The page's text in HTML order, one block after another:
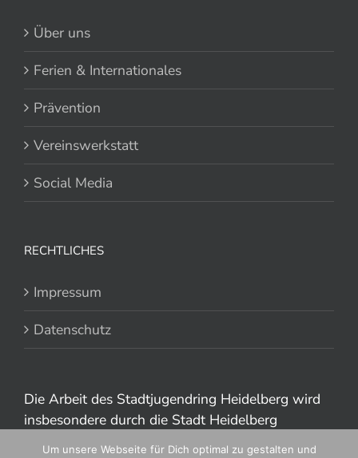
Über uns
Ferien & Internationales
Prävention
Vereinswerkstatt
Social Media
RECHTLICHES
Impressum
Datenschutz
Die Arbeit des Stadtjugendring Heidelberg wird
insbesondere durch die Stadt Heidelberg
gefördert.
Um unsere Webseite für Dich optimal zu gestalten und